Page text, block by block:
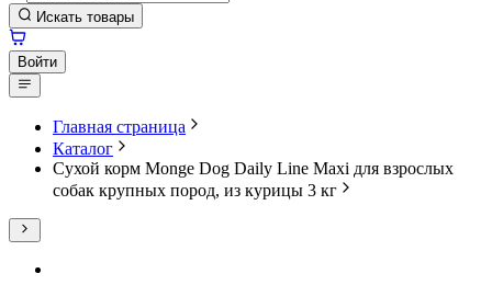
Искать товары
Войти
Главная страница
Каталог
Сухой корм Monge Dog Daily Line Maxi для взрослых
собак крупных пород, из курицы 3 кг